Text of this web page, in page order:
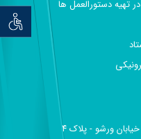
توان
تهیه دستورالعمل ها
ورشو - پلاک ۴